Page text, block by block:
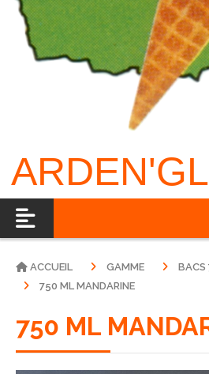
ACCUEIL GAMME
BACS
750 ML MANDARINE
750 ML